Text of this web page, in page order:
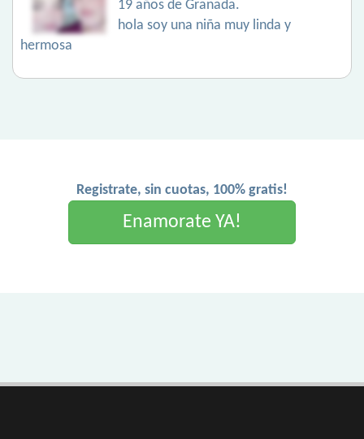
19 años de Granada.
hola soy una niña muy linda y
hermosa
Registrate, sin cuotas, 100% gratis!
Enamorate YA!